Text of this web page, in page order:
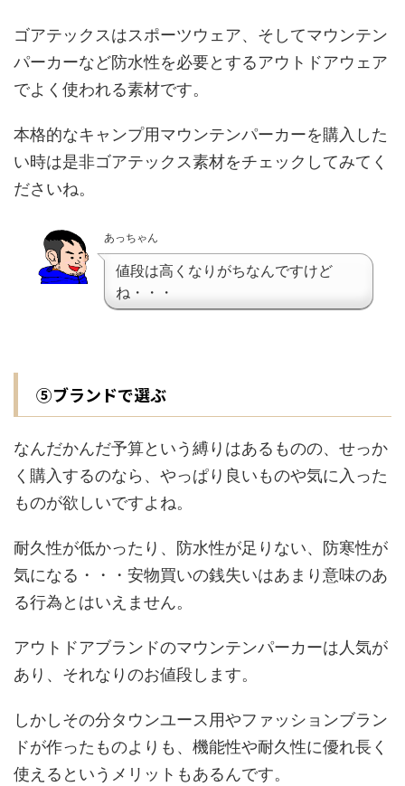
ゴアテックスはスポーツウェア、そしてマウンテン
パーカーなど防水性を必要とするアウトドアウェア
でよく使われる素材です。
本格的なキャンプ用マウンテンパーカーを購入した
い時は是非ゴアテックス素材をチェックしてみてく
ださいね。
あっちゃん
値段は高くなりがちなんですけど
ね・・・
⑤ブランドで選ぶ
なんだかんだ予算という縛りはあるものの、せっか
く購入するのなら、やっぱり良いものや気に入った
ものが欲しいですよね。
耐久性が低かったり、防水性が足りない、防寒性が
気になる・・・安物買いの銭失いはあまり意味のあ
る行為とはいえません。
アウトドアブランドのマウンテンパーカーは人気が
あり、それなりのお値段します。
しかしその分タウンユース用やファッションブラン
ドが作ったものよりも、機能性や耐久性に優れ長く
使えるというメリットもあるんです。